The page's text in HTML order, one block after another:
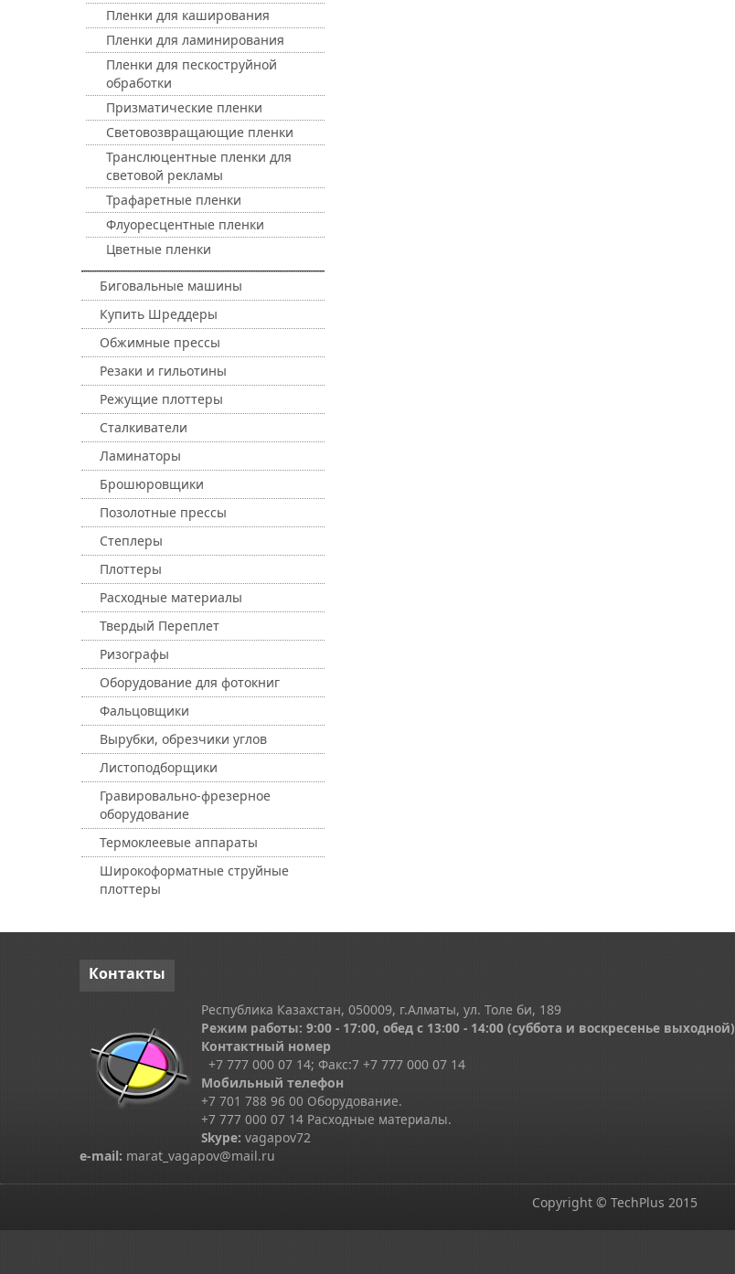
Пленки для каширования
Пленки для ламинирования
Пленки для пескоструйной
обработки
Призматические пленки
Световозвращающие пленки
Транслюцентные пленки для
световой рекламы
Трафаретные пленки
Флуоресцентные пленки
Цветные пленки
Биговальные машины
Купить Шреддеры
Обжимные прессы
Резаки и гильотины
Режущие плоттеры
Сталкиватели
Ламинаторы
Брошюровщики
Позолотные прессы
Степлеры
Плоттеры
Расходные материалы
Твердый Переплет
Ризографы
Оборудование для фотокниг
Фальцовщики
Вырубки, обрезчики углов
Листоподборщики
Гравировально-фрезерное
оборудование
Термоклеевые аппараты
Широкоформатные струйные
плоттеры
Контакты
Республика Казахстан, 050009, г.Алматы, ул. Толе би, 189
Режим работы: 9:00 - 17:00, обед с 13:00 - 14:00 (суббота и воскресенье выходной)
Контактный номер
+7 777 000 07 14; Факс:7 +7 777 000 07 14
Мобильный телефон
+7 701 788 96 00 Оборудование.
+7 777 000 07 14 Расходные материалы.
Skype: vagapov72
e-mail: marat_vagapov@mail.ru
Copyright © TechPlus 2015